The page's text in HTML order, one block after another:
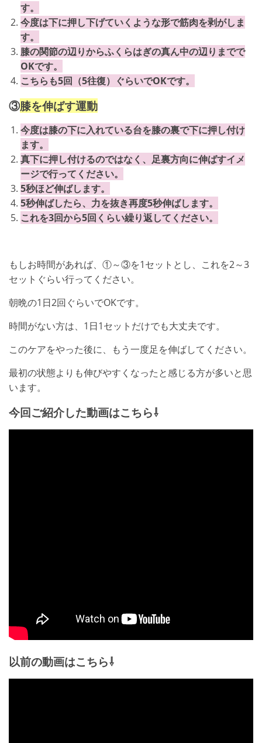
す。
今度は下に押し下げていくような形で筋肉を剥がしま
す。
膝の関節の辺りからふくらはぎの真ん中の辺りまでで
OKです。
こちらも5回（5往復）ぐらいでOKです。
③膝を伸ばす運動
今度は膝の下に入れている台を膝の裏で下に押し付け
ます。
真下に押し付けるのではなく、足裏方向に伸ばすイメ
ージで行ってください。
5秒ほど伸ばします。
5秒伸ばしたら、力を抜き再度5秒伸ばします。
これを3回から5回くらい繰り返してください。
もしお時間があれば、①～③を1セットとし、これを2～3
セットぐらい行ってください。
朝晩の1日2回ぐらいでOKです。
時間がない方は、1日1セットだけでも大丈夫です。
このケアをやった後に、もう一度足を伸ばしてください。
最初の状態よりも伸びやすくなったと感じる方が多いと思
います。
今回ご紹介した動画はこちら⇩
以前の動画はこちら⇩